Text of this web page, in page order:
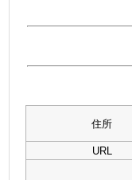
住所
URL